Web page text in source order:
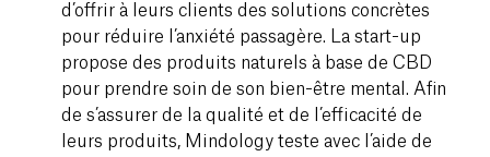
d’offrir à leurs clients des solutions concrètes
pour réduire l’anxiété passagère. La start-up
propose des produits naturels à base de CBD
pour prendre soin de son bien-être mental. Afin
de s’assurer de la qualité et de l’efficacité de
leurs produits, Mindology teste avec l’aide de